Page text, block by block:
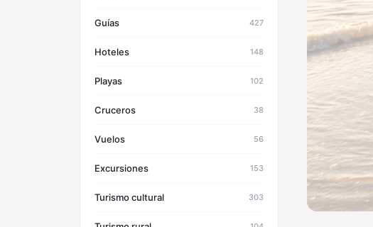
Guías 427
Hoteles 148
Playas 102
Cruceros 38
Vuelos 56
Excursiones 153
Turismo cultural 303